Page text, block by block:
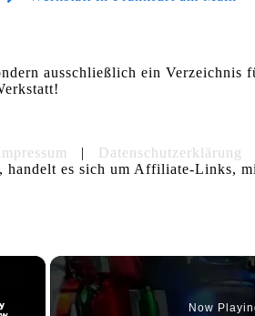
ausschließlich ein Verzeichnis
| Datenschutzerklärung
es sich um Affiliate-Links,
×
Now